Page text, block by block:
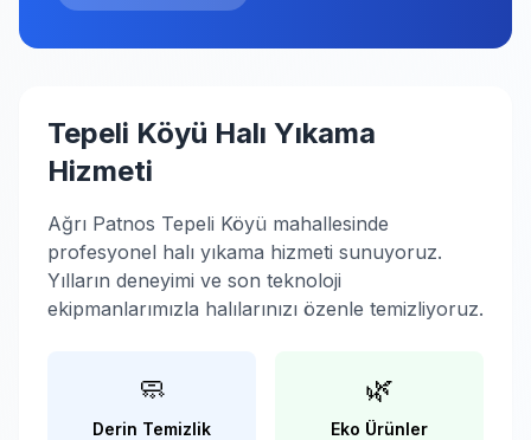
Tepeli Köyü Halı Yıkama
Hizmeti
Ağrı Patnos Tepeli Köyü mahallesinde
profesyonel halı yıkama hizmeti sunuyoruz.
Yılların deneyimi ve son teknoloji
ekipmanlarımızla halılarınızı özenle temizliyoruz.
🧼
Derin Temizlik
🌿
Eko Ürünler